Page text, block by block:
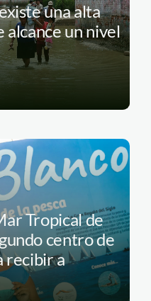
una alta
alcance un nivel
Tropical de
centro de
recibir a